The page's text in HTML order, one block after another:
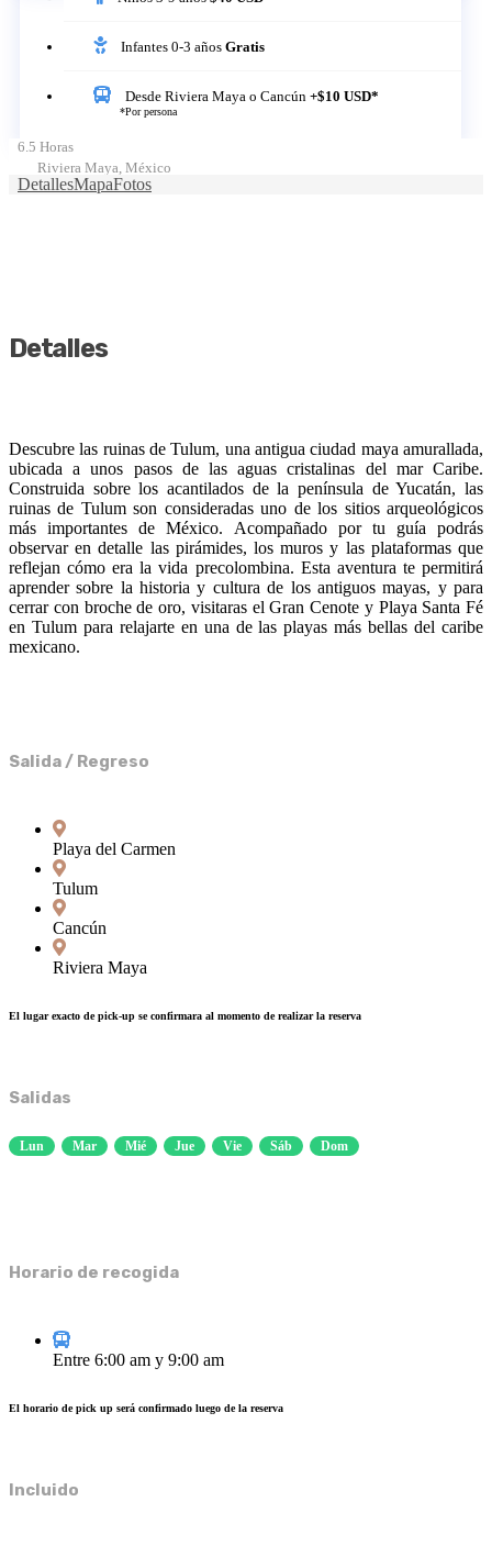
Infantes 0-3 años Gratis
Desde Riviera Maya o Cancún +$10 USD*
*Por persona
6.5 Horas
Riviera Maya, México
DetallesMapaFotos
Detalles
Descubre las ruinas de Tulum, una antigua ciudad maya amurallada,
ubicada a unos pasos de las aguas cristalinas del mar Caribe.
Construida sobre los acantilados de la península de Yucatán, las
ruinas de Tulum son consideradas uno de los sitios arqueológicos
más importantes de México. Acompañado por tu guía podrás
observar en detalle las pirámides, los muros y las plataformas que
reflejan cómo era la vida precolombina. Esta aventura te permitirá
aprender sobre la historia y cultura de los antiguos mayas, y para
cerrar con broche de oro, visitaras el Gran Cenote y Playa Santa Fé
en Tulum para relajarte en una de las playas más bellas del caribe
mexicano.
Salida / Regreso
Playa del Carmen
Tulum
Cancún
Riviera Maya
El lugar exacto de pick-up se confirmara al momento de realizar la reserva
Salidas
Lun Mar Mié Jue Vie Sáb Dom
Horario de recogida
Entre 6:00 am y 9:00 am
El horario de pick up será confirmado luego de la reserva
Incluido